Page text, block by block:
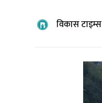
विकास टाइम्स